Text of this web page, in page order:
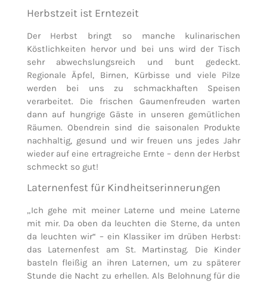
Herbstzeit ist Erntezeit
Der Herbst bringt so manche kulinarischen
Köstlichkeiten hervor und bei uns wird der Tisch
sehr abwechslungsreich und bunt gedeckt.
Regionale Äpfel, Birnen, Kürbisse und viele Pilze
werden bei uns zu schmackhaften Speisen
verarbeitet. Die frischen Gaumenfreuden warten
dann auf hungrige Gäste in unseren gemütlichen
Räumen. Obendrein sind die saisonalen Produkte
nachhaltig, gesund und wir freuen uns jedes Jahr
wieder auf eine ertragreiche Ernte – denn der Herbst
schmeckt so gut!
Laternenfest für Kindheitserinnerungen
„Ich gehe mit meiner Laterne und meine Laterne
mit mir. Da oben da leuchten die Sterne, da unten
da leuchten wir“ ­– ein Klassiker im drüben Herbst:
das Laternenfest am St. Martinstag. Die Kinder
basteln fleißig an ihren Laternen, um zu späterer
Stunde die Nacht zu erhellen. Als Belohnung für die